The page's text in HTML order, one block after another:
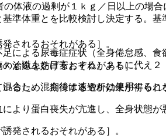
されるおそれがある］。
治癒を妨げるおそれがある］。
るため、期待する透析効果が得られ
り蛋白喪失が亢進し、全身状態が
発されるおそれがある］。
液の過剰が１ｋｇ／日以上の場
準体重とを比較検討し決定する。
による尿毒症症状（全身倦怠感、
ｇ以上を目安とする）２Ｌに代え２
合し、混合後は速やかに使用するこ